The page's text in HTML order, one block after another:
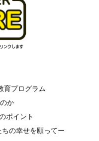
プログラム
か
ポイント
の幸せを願ってー